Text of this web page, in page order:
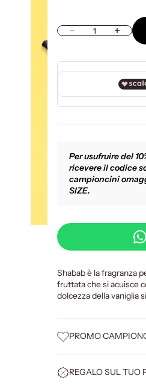
Diminuisci quantità
Aumenta
Per usufruire del
ricevere il codice
campioncini
SIZE.
Shabab è la fragranza
fruttata che si acuisce
dolcezza della vaniglia
PROMO
REGALO SUL TUO